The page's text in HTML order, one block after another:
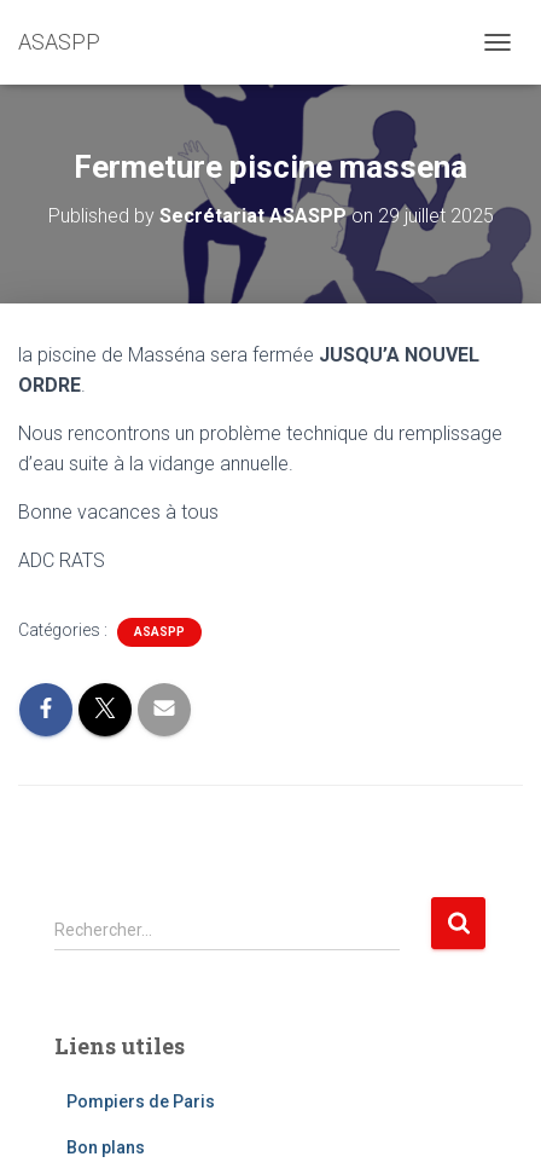
ASASPP
Fermeture piscine massena
Published by Secrétariat ASASPPon 29 juillet 2025
la piscine de Masséna sera fermée JUSQU’A NOUVEL
ORDRE.
Nous rencontrons un problème technique du remplissage
d’eau suite à la vidange annuelle.
Bonne vacances à tous
ADC RATS
Catégories : ASASPP
R
e
r
Rechercher…
Liens utiles
Pompiers de Paris
Bon plans